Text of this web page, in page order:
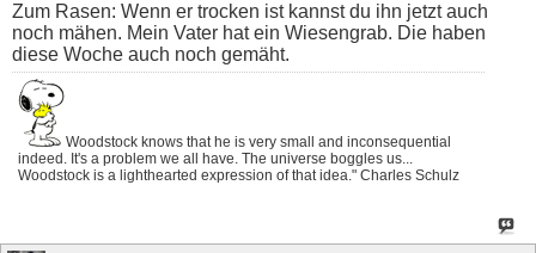
Zum Rasen: Wenn er trocken ist kannst du ihn jetzt auch
noch mähen. Mein Vater hat ein Wiesengrab. Die haben
diese Woche auch noch gemäht.
Woodstock knows that he is very small and inconsequential
indeed. It's a problem we all have. The universe boggles us...
Woodstock is a lighthearted expression of that idea." Charles Schulz